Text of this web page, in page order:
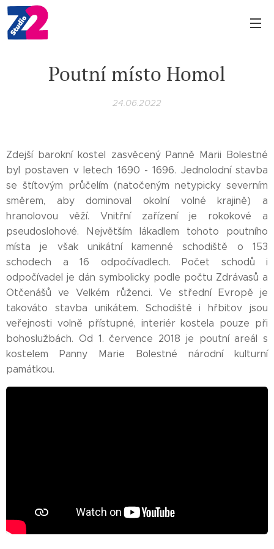
Poutní místo Homol
24.06.2022
Zdejší barokní kostel zasvěcený Panně Marii Bolestné
byl postaven v letech 1690 - 1696. Jednolodní stavba
se štítovým průčelím (natočeným netypicky severním
směrem, aby dominoval okolní volné krajině) a
hranolovou věží. Vnitřní zařízení je rokokové a
pseudoslohové. Největším lákadlem tohoto poutního
místa je však unikátní kamenné schodiště o 153
schodech a 16 odpočívadlech. Počet schodů i
odpočívadel je dán symbolicky podle počtu Zdrávasů a
Otčenášů ve Velkém růženci. Ve střední Evropě je
takováto stavba unikátem. Schodiště i hřbitov jsou
veřejnosti volně přístupné, interiér kostela pouze při
bohoslužbách. Od 1. července 2018 je poutní areál s
kostelem Panny Marie Bolestné národní kulturní
památkou.